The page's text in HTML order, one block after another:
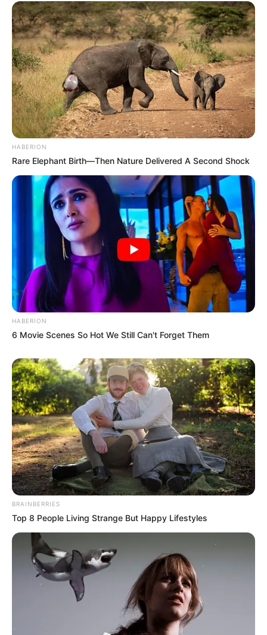
HABERION
Rare Elephant Birth—Then Nature Delivered A Second Shock
HABERION
6 Movie Scenes So Hot We Still Can't Forget Them
BRAINBERRIES
Top 8 People Living Strange But Happy Lifestyles